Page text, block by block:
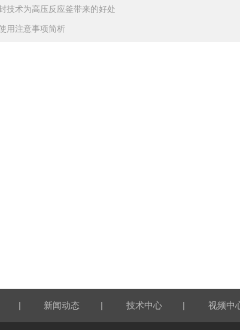
技术为高压反应釜带来的好处
用注意事项简析
| 新闻动态 | 技术中心 | 视频中